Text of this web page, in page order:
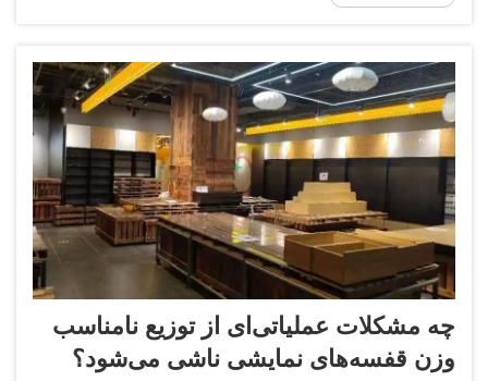
راهنمایان روانشناختی نیز عمل می‌کنند که بر تصمیمات
چه مشکلات عملیاتی‌ای از توزیع نامناسب
وزن قفسه‌های نمایشی ناشی می‌شود؟